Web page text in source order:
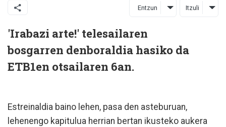
Entzun Itzuli
'Irabazi arte!' telesailaren
bosgarren denboraldia hasiko da
ETB1en otsailaren 6an.
Estreinaldia baino lehen, pasa den asteburuan,
lehenengo kapitulua herrian bertan ikusteko aukera